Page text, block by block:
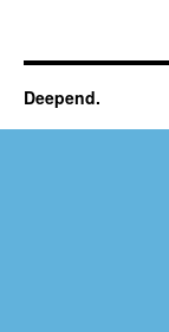
Deepend.